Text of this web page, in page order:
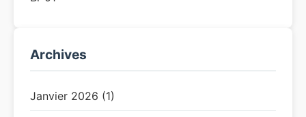
Archives
Janvier 2026 (1)